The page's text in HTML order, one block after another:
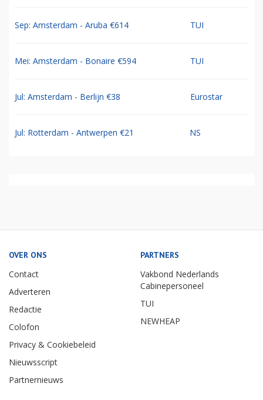
Sep: Amsterdam - Aruba €614 TUI
Mei: Amsterdam - Bonaire €594 TUI
Jul: Amsterdam - Berlijn €38 Eurostar
Jul: Rotterdam - Antwerpen €21 NS
OVER ONS
Contact
Adverteren
Redactie
Colofon
Privacy & Cookiebeleid
Nieuwsscript
Partnernieuws
PARTNERS
Vakbond Nederlands
Cabinepersoneel
TUI
NEWHEAP